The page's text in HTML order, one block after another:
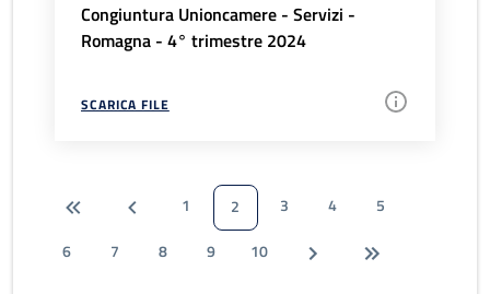
Congiuntura Unioncamere - Servizi -
Romagna - 4° trimestre 2024
SCARICA FILE
1 2 3 4
5
6
7 8 9 10